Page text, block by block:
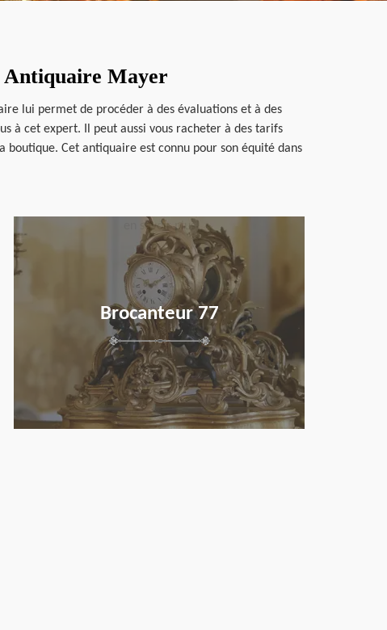
Antiquaire Mayer
lui permet de procéder à des évaluations et à des
à cet expert. Il peut aussi vous racheter à des tarifs
boutique. Cet antiquaire est connu pour son équité dans
Brocanteur 77
en savoir plus